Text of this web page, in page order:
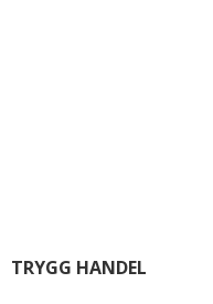
TRYGG HANDEL